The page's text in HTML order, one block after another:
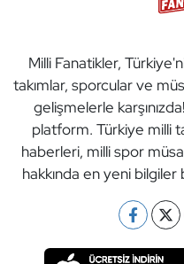
Milli Fanatikler,
takımlar, sporcular ve
gelişmelerle
platform. Türkiye milli
haberleri, milli spor
hakkında en yeni bilgiler